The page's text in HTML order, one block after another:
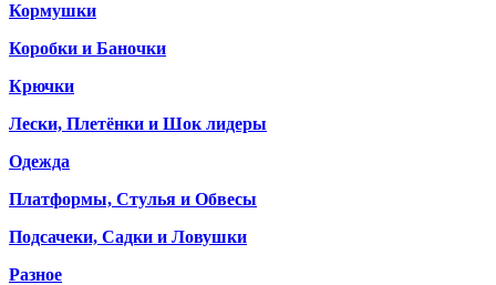
Кормушки
Коробки и Баночки
Крючки
Лески, Плетёнки и Шок лидеры
Одежда
Платформы, Стулья и Обвесы
Подсачеки, Садки и Ловушки
Разное